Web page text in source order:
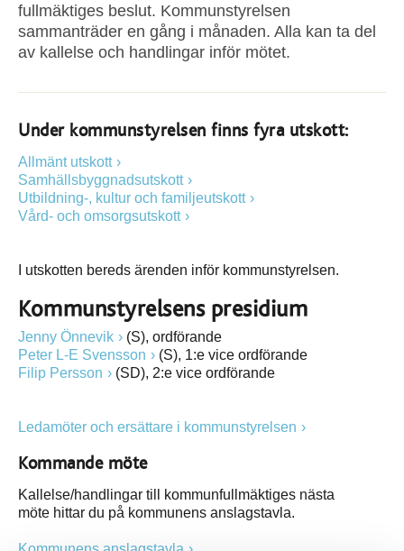
fullmäktiges beslut. Kommunstyrelsen
sammanträder en gång i månaden. Alla kan ta del
av kallelse och handlingar inför mötet.
Under kommunstyrelsen finns fyra utskott:
Allmänt utskott
Samhällsbyggnadsutskott
Utbildning-, kultur och familjeutskott
Vård- och omsorgsutskott
I utskotten bereds ärenden inför kommunstyrelsen.
Kommunstyrelsens presidium
Jenny Önnevik
(S), ordförande
Peter L-E Svensson
(S), 1:e vice ordförande
Filip Persson
(SD), 2:e vice ordförande
Ledamöter och ersättare i kommunstyrelsen
Kommande möte
Kallelse/handlingar till kommunfullmäktiges nästa
möte hittar du på kommunens anslagstavla.